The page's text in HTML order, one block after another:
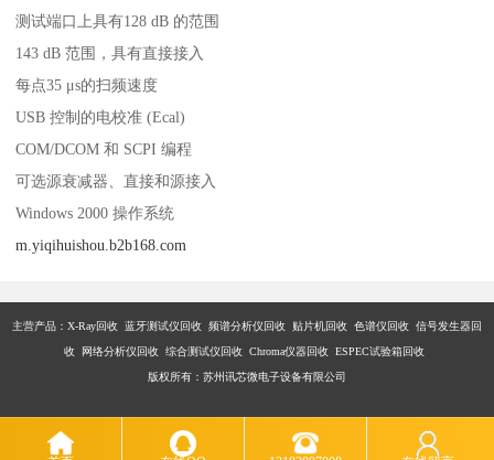
测试端口上具有128 dB 的范围
143 dB 范围，具有直接接入
每点35 μs的扫频速度
USB 控制的电校准 (Ecal)
COM/DCOM 和 SCPI 编程
可选源衰减器、直接和源接入
Windows 2000 操作系统
m.yiqihuishou.b2b168.com
主营产品：X-Ray回收 蓝牙测试仪回收 频谱分析仪回收 贴片机回收 色谱仪回收 信号发生器回
收 网络分析仪回收 综合测试仪回收 Chroma仪器回收 ESPEC试验箱回收
版权所有：苏州讯芯微电子设备有限公司